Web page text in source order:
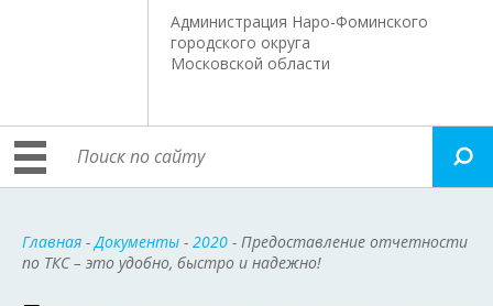
Администрация Наро-Фоминского
городского округа
Московской области
Главная -Документы - 2020 - Предоставление отчетности
по ТКС – это удобно, быстро и надежно!